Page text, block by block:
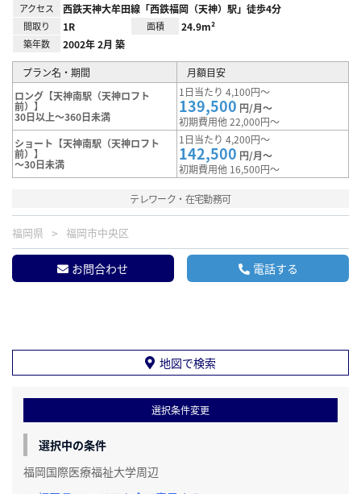
アクセス 西鉄天神大牟田線「西鉄福岡（天神）駅」徒歩4分
間取り 1R 面積 24.9m²
築年数 2002年 2月 築
プラン名・期間
月額目安
ロング【天神南駅（天神ロフト
前）】
30日以上～360日未満
1日当たり 4,100円～
139,500 円/月～
初期費用他 22,000円～
ショート【天神南駅（天神ロフト
前）】
～30日未満
1日当たり 4,200円～
142,500 円/月～
初期費用他 16,500円～
テレワーク・在宅勤務可
福岡県 福岡市中央区
お問合わせ 電話する
地図で検索
選択条件変更
選択中の条件
福岡国際医療福祉大学周辺